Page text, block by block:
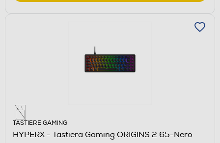
TASTIERE GAMING
HYPERX - Tastiera Gaming ORIGINS 2 65-Nero